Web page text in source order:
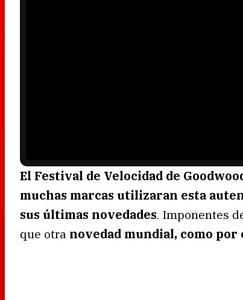
El Festival de Velocidad de
muchas marcas utilizaran esta
sus últimas novedades. Imponentes
que otra novedad mundial, como por